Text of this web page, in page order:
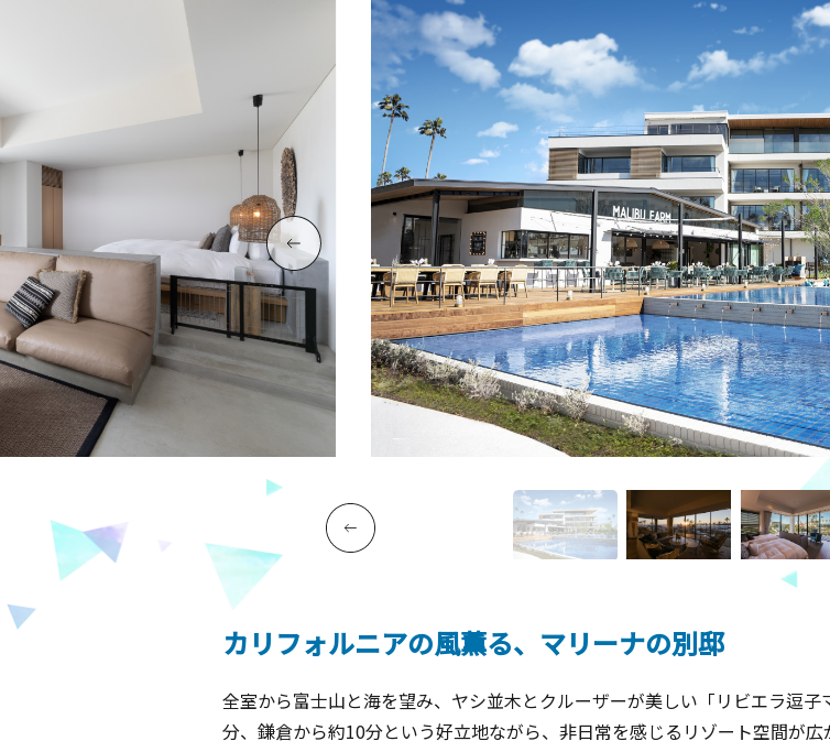
カリフォルニアの風薫る、マリーナの別邸
全室から富士山と海を望み、ヤシ並木とクルーザーが美しい「リビエラ逗
分、鎌倉から約10分という好立地ながら、非日常を感じるリゾート空間が広